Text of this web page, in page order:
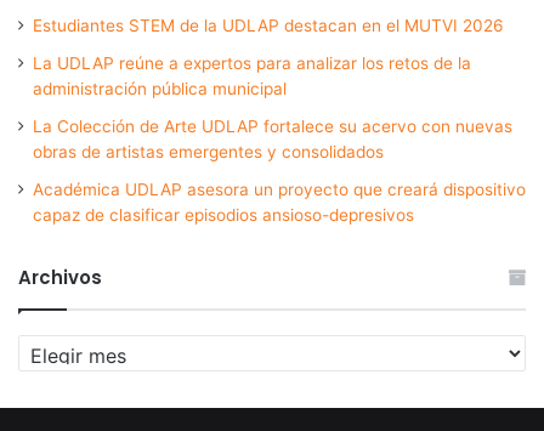
Estudiantes STEM de la UDLAP destacan en el MUTVI 2026
La UDLAP reúne a expertos para analizar los retos de la
administración pública municipal
La Colección de Arte UDLAP fortalece su acervo con nuevas
obras de artistas emergentes y consolidados
Académica UDLAP asesora un proyecto que creará dispositivo
capaz de clasificar episodios ansioso-depresivos
Archivos
Archivos